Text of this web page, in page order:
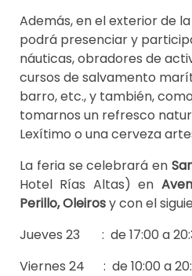
Además, en el exterior de
podrá presenciar y
náuticas, obradores de
cursos de salvamento
barro, etc., y también,
tomarnos un refresco
Lexítimo o una cerveza
La feria se celebrará en
Hotel Rías Altas) en
Perillo, Oleirosy con el
Jueves 23 : de 17:00 a
Viernes 24 : de 10:00 a